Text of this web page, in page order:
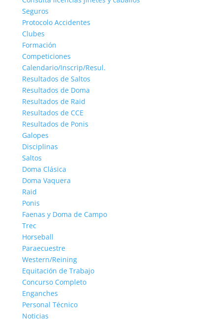
Seguros
Protocolo Accidentes
Clubes
Formación
Competiciones
Calendario/Inscrip/Resul.
Resultados de Saltos
Resultados de Doma
Resultados de Raid
Resultados de CCE
Resultados de Ponis
Galopes
Disciplinas
Saltos
Doma Clásica
Doma Vaquera
Raid
Ponis
Faenas y Doma de Campo
Trec
Horseball
Paraecuestre
Western/Reining
Equitación de Trabajo
Concurso Completo
Enganches
Personal Técnico
Noticias